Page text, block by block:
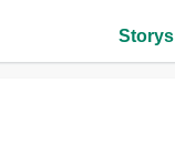
Storys